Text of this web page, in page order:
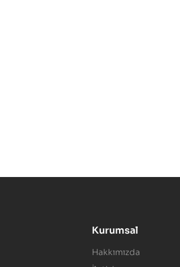
Kurumsal
Hakkımızda